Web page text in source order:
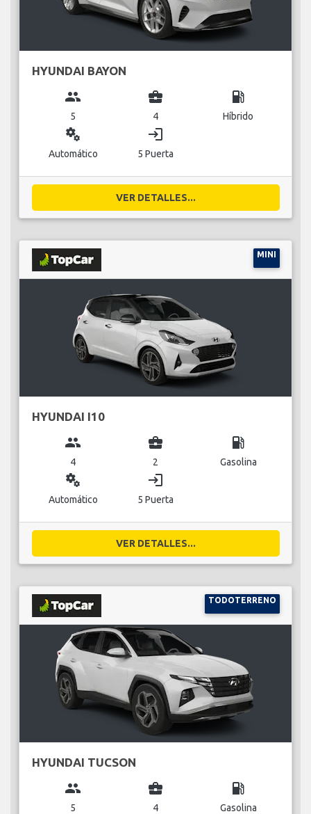
HYUNDAI BAYON
group
5
business_center
4
local_gas_station
Híbrido
miscellaneous_services
Automático
login
5 Puerta
VER DETALLES...
MINI
HYUNDAI I10
group
4
business_center
2
local_gas_station
Gasolina
miscellaneous_services
Automático
login
5 Puerta
VER DETALLES...
TODOTERRENO
HYUNDAI TUCSON
group
5
business_center
4
local_gas_station
Gasolina